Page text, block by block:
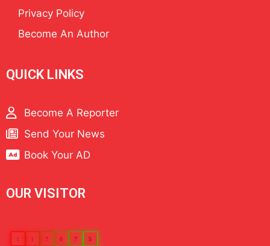
Privacy Policy
Become An Author
QUICK LINKS
Become A Reporter
Send Your News
Book Your AD
OUR VISITOR
1 1 7 0 7 5